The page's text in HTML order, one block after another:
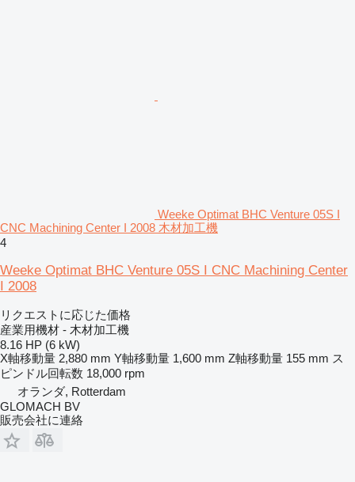
Weeke Optimat BHC Venture 05S I
CNC Machining Center I 2008 木材加工機
4
Weeke Optimat BHC Venture 05S I CNC Machining Center
I 2008
リクエストに応じた価格
産業用機材 - 木材加工機
8.16 HP (6 kW)
X軸移動量 2,880 mm Y軸移動量 1,600 mm Z軸移動量 155 mm ス
ピンドル回転数 18,000 rpm
オランダ, Rotterdam
GLOMACH BV
販売会社に連絡